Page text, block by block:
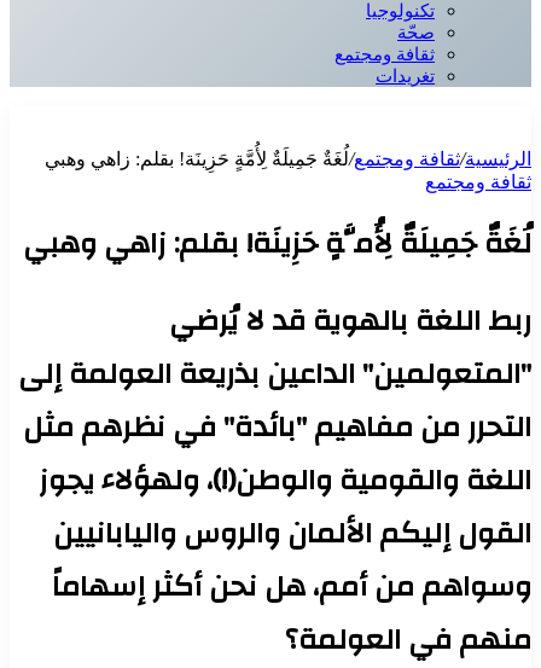
تكنولوجيا
صحّة
ثقافة ومجتمع
تغريدات
الرئيسية/ثقافة ومجتمع/لُغَةٌ جَمِيلَةٌ لِأُمَّةٍ حَزِينَة! بقلم: زاهي وهبي
ثقافة ومجتمع
لُغَةٌ جَمِيلَةٌ لِأُمَّةٍ حَزِينَة! بقلم: زاهي وهبي
ربط اللغة بالهوية قد لا يُرضي
"المتعولمين" الداعين بذريعة العولمة إلى
التحرر من مفاهيم "بائدة" في نظرهم مثل
اللغة والقومية والوطن(!)، ولهؤلاء يجوز
القول إليكم الألمان والروس واليابانيين
وسواهم من أمم، هل نحن أكثر إسهاماً
منهم في العولمة؟